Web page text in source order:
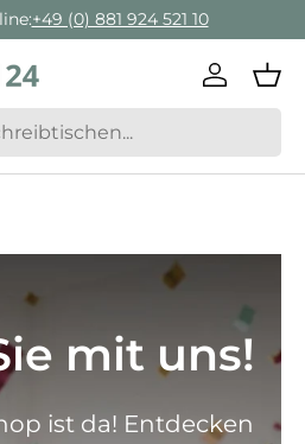
+ 49 (0) 881 924 521 22
mit uns!
ist da! Entdecken